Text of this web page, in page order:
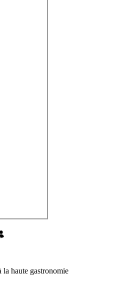
haute gastronomie